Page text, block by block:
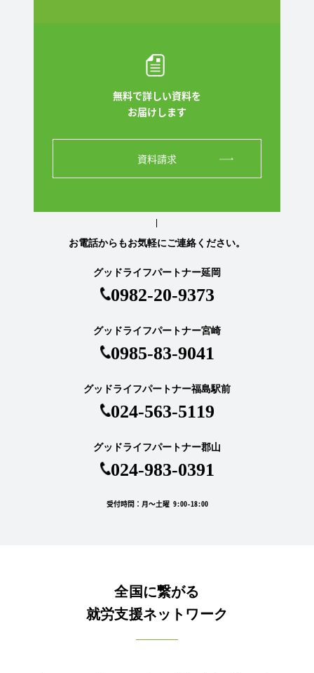
無料で詳しい資料を
お届けします
資料請求
お電話からもお気軽にご連絡ください。
グッドライフパートナー延岡
0982-20-9373
グッドライフパートナー宮崎
0985-83-9041
グッドライフパートナー福島駅前
024-563-5119
グッドライフパートナー郡山
024-983-0391
受付時間：月～土曜 9:00-18:00
全国に繋がる
就労支援ネットワーク